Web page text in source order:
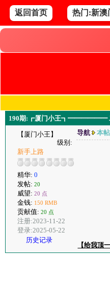
返回首页 热门:新澳
190期:┏厦门小王┓━━━━━━
【厦门小王】
级别:
新手上路
精华: 0
发帖: 20
威望: 20 点
金钱: 150 RMB
贡献值: 20 点
注册:2023-11-22
登录:2025-05-22
历史记录
导航 本
【给我顶